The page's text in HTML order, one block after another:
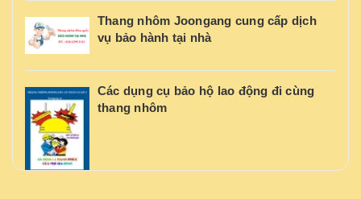
Thang nhôm Joongang cung cấp dịch
vụ bảo hành tại nhà
Các dụng cụ bảo hộ lao động đi cùng
thang nhôm